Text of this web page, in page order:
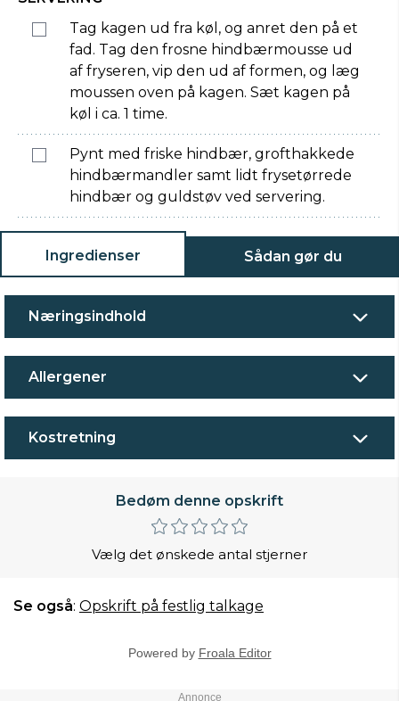
Tag kagen ud fra køl, og anret den på et
fad. Tag den frosne hindbærmousse ud
af fryseren, vip den ud af formen, og læg
moussen oven på kagen. Sæt kagen på
køl i ca. 1 time.
Pynt med friske hindbær, grofthakkede
hindbærmandler samt lidt frysetørrede
hindbær og guldstøv ved servering.
Ingredienser Sådan gør du
Næringsindhold
Allergener
Kostretning
Bedøm denne opskrift
Vælg det ønskede antal stjerner
Se også: Opskrift på festlig talkage
Powered by Froala Editor